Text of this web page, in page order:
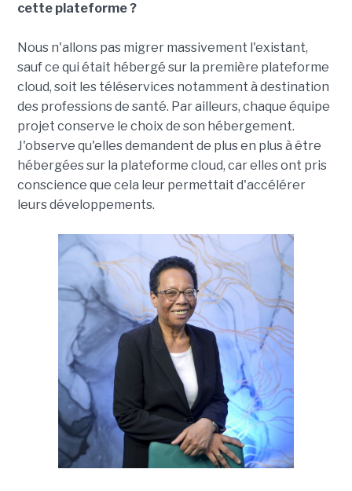
cette plateforme ?
Nous n'allons pas migrer massivement l'existant,
sauf ce qui était hébergé sur la première plateforme
cloud, soit les téléservices notamment à destination
des professions de santé. Par ailleurs, chaque équipe
projet conserve le choix de son hébergement.
J'observe qu'elles demandent de plus en plus à être
hébergées sur la plateforme cloud, car elles ont pris
conscience que cela leur permettait d'accélérer
leurs développements.